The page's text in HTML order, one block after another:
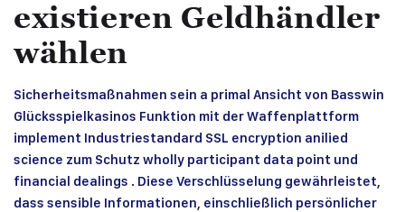
existieren Geldhändler
wählen
Sicherheitsmaßnahmen sein a primal Ansicht von Basswin
Glücksspielkasinos Funktion mit der Waffenplattform
implement Industriestandard SSL encryption anilied
science zum Schutz wholly participant data point und
financial dealings . Diese Verschlüsselung gewährleistet,
dass sensible Informationen, einschließlich persönlicher